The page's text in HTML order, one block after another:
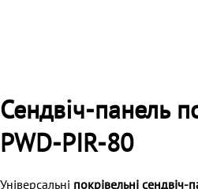
Сендвіч-панель
PWD-PIR-80
Універсальні покрівельні сендвіч-